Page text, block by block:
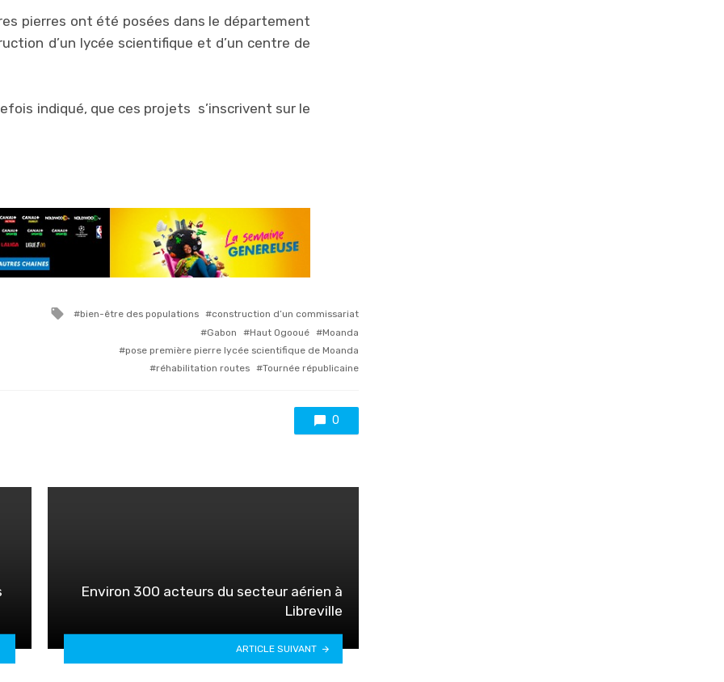
pierres ont été posées dans le département
d’un lycée scientifique et d’un centre de
indiqué, que ces projets s’inscrivent sur le
Tagged
bien-être des populations
construction d’un commissariat
Gabon
Haut Ogooué
Moanda
pose première pierre lycée scientifique de Moanda
réhabilitation routes
Tournée républicaine
0
Environ 300 acteurs du secteur aérien à
Libreville
ARTICLE SUIVANT